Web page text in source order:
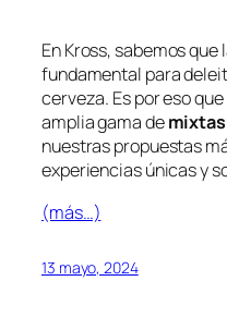
En Kross, sabemos
fundamental para
cerveza. Es por eso
amplia gama de
nuestras propuestas
experiencias únicas y
(más…)
13 mayo, 2024